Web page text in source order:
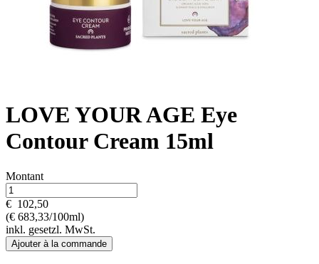
LOVE YOUR AGE Eye
Contour Cream 15ml
Montant
€ 102,50
(€ 683,33/100ml)
inkl. gesetzl. MwSt.
Ajouter à la commande